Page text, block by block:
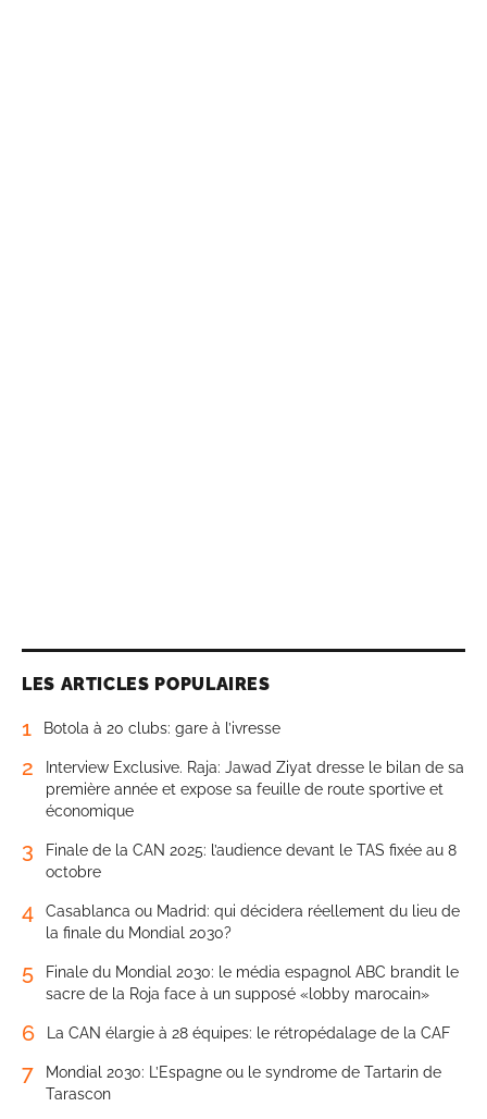
LES ARTICLES POPULAIRES
1 Botola à 20 clubs: gare à l’ivresse
2
Interview Exclusive. Raja: Jawad Ziyat dresse le bilan de sa
première année et expose sa feuille de route sportive et
économique
3
Finale de la CAN 2025: l’audience devant le TAS fixée au 8
octobre
4
Casablanca ou Madrid: qui décidera réellement du lieu de
la finale du Mondial 2030?
5
Finale du Mondial 2030: le média espagnol ABC brandit le
sacre de la Roja face à un supposé «lobby marocain»
6 La CAN élargie à 28 équipes: le rétropédalage de la CAF
7
Mondial 2030: L’Espagne ou le syndrome de Tartarin de
Tarascon